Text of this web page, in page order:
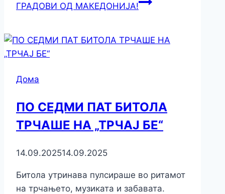
ГРАДОВИ ОД МАКЕДОНИЈА!
Дома
ПО СЕДМИ ПАТ БИТОЛА
ТРЧАШЕ НА „ТРЧАЈ БЕ“
14.09.202514.09.2025
Битола утринава пулсираше во ритамот
на трчањето, музиката и забавата.